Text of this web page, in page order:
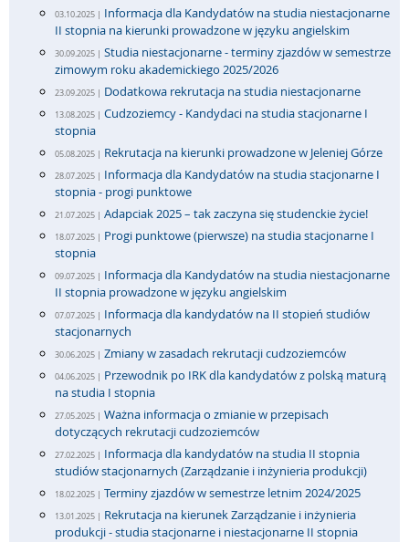
03.10.2025 | Informacja dla Kandydatów na studia niestacjonarne
II stopnia na kierunki prowadzone w języku angielskim
30.09.2025 | Studia niestacjonarne - terminy zjazdów w semestrze
zimowym roku akademickiego 2025/2026
23.09.2025 | Dodatkowa rekrutacja na studia niestacjonarne
13.08.2025 | Cudzoziemcy - Kandydaci na studia stacjonarne I
stopnia
05.08.2025 | Rekrutacja na kierunki prowadzone w Jeleniej Górze
28.07.2025 | Informacja dla Kandydatów na studia stacjonarne I
stopnia - progi punktowe
21.07.2025 | Adapciak 2025 – tak zaczyna się studenckie życie!
18.07.2025 | Progi punktowe (pierwsze) na studia stacjonarne I
stopnia
09.07.2025 | Informacja dla Kandydatów na studia niestacjonarne
II stopnia prowadzone w języku angielskim
07.07.2025 | Informacja dla kandydatów na II stopień studiów
stacjonarnych
30.06.2025 | Zmiany w zasadach rekrutacji cudzoziemców
04.06.2025 | Przewodnik po IRK dla kandydatów z polską maturą
na studia I stopnia
27.05.2025 | Ważna informacja o zmianie w przepisach
dotyczących rekrutacji cudzoziemców
27.02.2025 | Informacja dla kandydatów na studia II stopnia
studiów stacjonarnych (Zarządzanie i inżynieria produkcji)
18.02.2025 | Terminy zjazdów w semestrze letnim 2024/2025
13.01.2025 | Rekrutacja na kierunek Zarządzanie i inżynieria
produkcji - studia stacjonarne i niestacjonarne II stopnia